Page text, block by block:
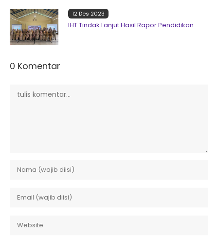
12 Des 2023
IHT Tindak Lanjut Hasil Rapor Pendidikan
0 Komentar